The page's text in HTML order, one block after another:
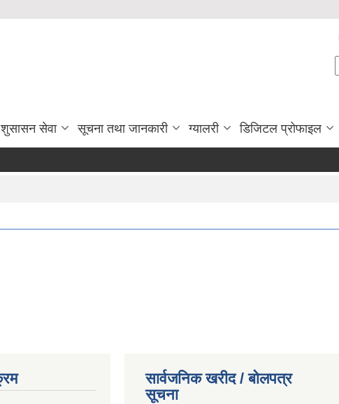
शुसासन सेवा सूचना तथा जानकारी ग्यालरी डिजिटल प्रोफाइल
सार्वजनिक खरीद / बोलपत्र
सूचना